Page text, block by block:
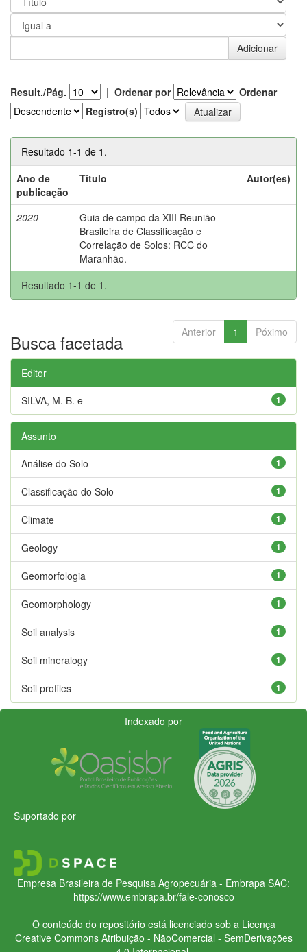
Result./Pág. | Ordenar por
Ordenar
Registro(s)
Resultado 1-1 de 1.
Ano de
publicação
Título Autor(es)
2020
Guia de campo da XIII Reunião
Brasileira de Classificação e
Correlação de Solos: RCC do
Maranhão.
-
Resultado 1-1 de 1.
Anterior 1 Póximo
Busca facetada
Editor
1
SILVA, M. B. e
Assunto
1
Análise do Solo
1
Classificação do Solo
1
Climate
1
Geology
1
Geomorfologia
1
Geomorphology
1
Soil analysis
1
Soil mineralogy
1
Soil profiles
Indexado por
Suportado por
Empresa Brasileira de Pesquisa Agropecuária - Embrapa SAC:
https://www.embrapa.br/fale-conosco
O conteúdo do repositório está licenciado sob a Licença
Creative CommonsAtribuição - NãoComercial - SemDerivações